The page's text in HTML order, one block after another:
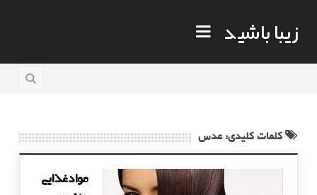
زیبا باشید
کلمات کلیدی: عدس
موادغذایی